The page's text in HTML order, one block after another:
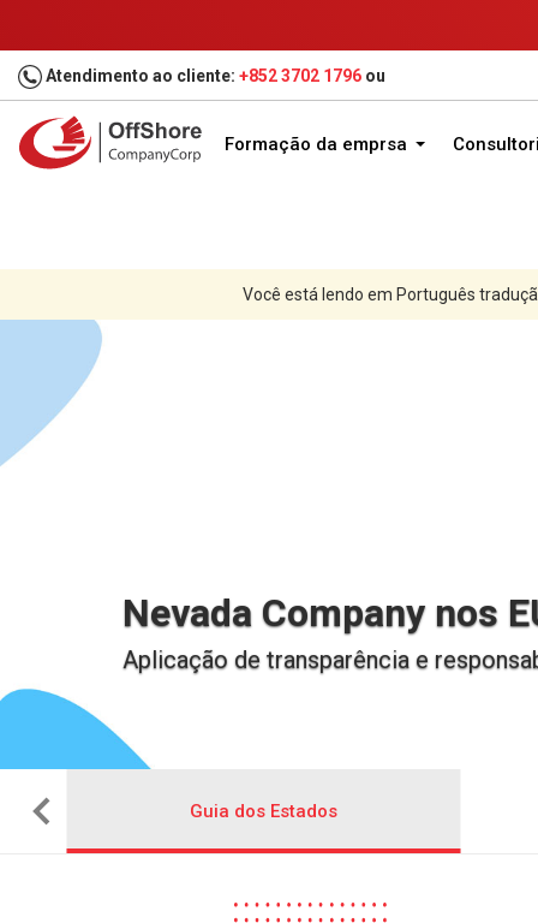
Atendimento ao cliente: +852 3702 1796 ou
Formação da emprsa
Você está lendo em Português
Nevada Company nos
Aplicação de transparência e
Guia dos Estados